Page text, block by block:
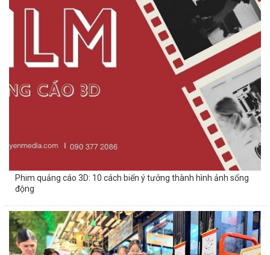
Phim quảng cáo 3D: 10 cách biến ý tưởng thành hình ảnh sống
động